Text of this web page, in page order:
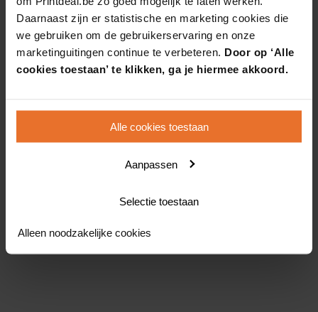
Daarnaast zijn er statistische en marketing cookies die
we gebruiken om de gebruikerservaring en onze
marketinguitingen continue te verbeteren. Door op ‘Alle
cookies toestaan’ te klikken, ga je hiermee akkoord.
Alle cookies toestaan
Aanpassen
Selectie toestaan
Alleen noodzakelijke cookies